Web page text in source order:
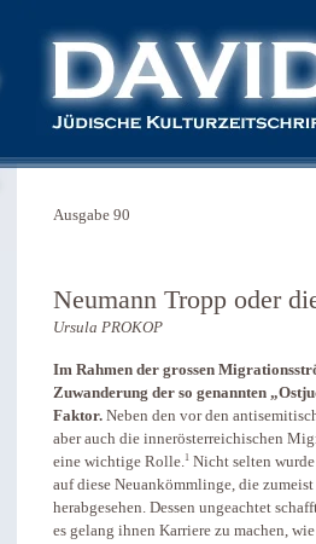
Ausgabe 90
Neumann Tropp oder
Ursula PROKOP
Im Rahmen der grossen
Zuwanderung der so genannten
Faktor. Neben den vor den
aber auch die innerösterreichischen
eine wichtige Rolle.1 Nicht selten
auf diese Neuankömmlinge, die
herabgesehen. Dessen ungeachtet
es gelang ihnen Karriere zu machen,